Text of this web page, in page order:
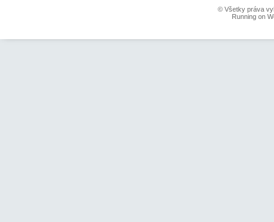
© Všetky práva
Running on